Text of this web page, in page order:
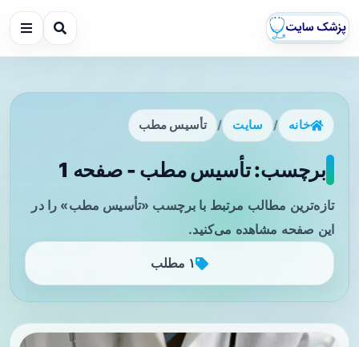
خانه / سایت / تأسیس مطب
برچسب: تأسیس مطب - صفحه 1
تازه‌ترین مطالب مرتبط با برچسب «تأسیس مطب» را در
این صفحه مشاهده می‌کنید.
۱ مطلب